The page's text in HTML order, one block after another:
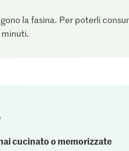
la fasina. Per poterli
minuti.
cucinato o memorizzate